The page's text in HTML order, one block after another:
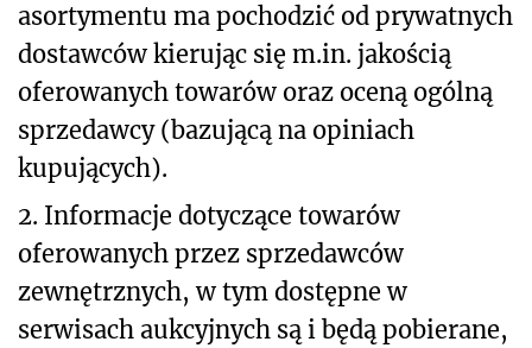
asortymentu ma pochodzić od prywatnych
dostawców kierując się m.in. jakością
oferowanych towarów oraz oceną ogólną
sprzedawcy (bazującą na opiniach
kupujących).
2. Informacje dotyczące towarów
oferowanych przez sprzedawców
zewnętrznych, w tym dostępne w
serwisach aukcyjnych są i będą pobierane,